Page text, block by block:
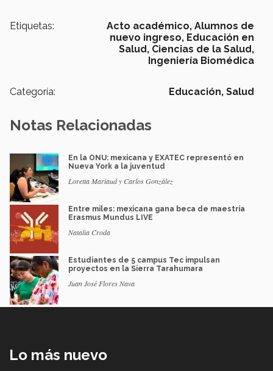
Etiquetas: Acto académico, Alumnos de
nuevo ingreso, Educación en
Salud, Ciencias de la Salud,
Ingeniería Biomédica
Categoría: Educación, Salud
Notas Relacionadas
En la ONU: mexicana y EXATEC representó en
Nueva York a la juventud
Loretta Mariaud y Carlos González
Entre miles: mexicana gana beca de maestría
Erasmus Mundus LIVE
Natalia Croda
Estudiantes de 5 campus Tec impulsan
proyectos en la Sierra Tarahumara
Juan José Flores Nava
Lo más nuevo